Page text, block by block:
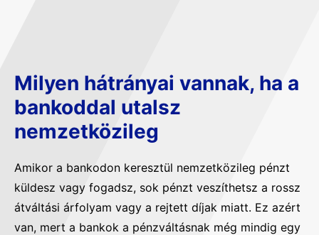
Milyen hátrányai vannak, ha a
bankoddal utalsz
nemzetközileg
Amikor a bankodon keresztül nemzetközileg pénzt
küldesz vagy fogadsz, sok pénzt veszíthetsz a rossz
átváltási árfolyam vagy a rejtett díjak miatt. Ez azért
van, mert a bankok a pénzváltásnak még mindig egy